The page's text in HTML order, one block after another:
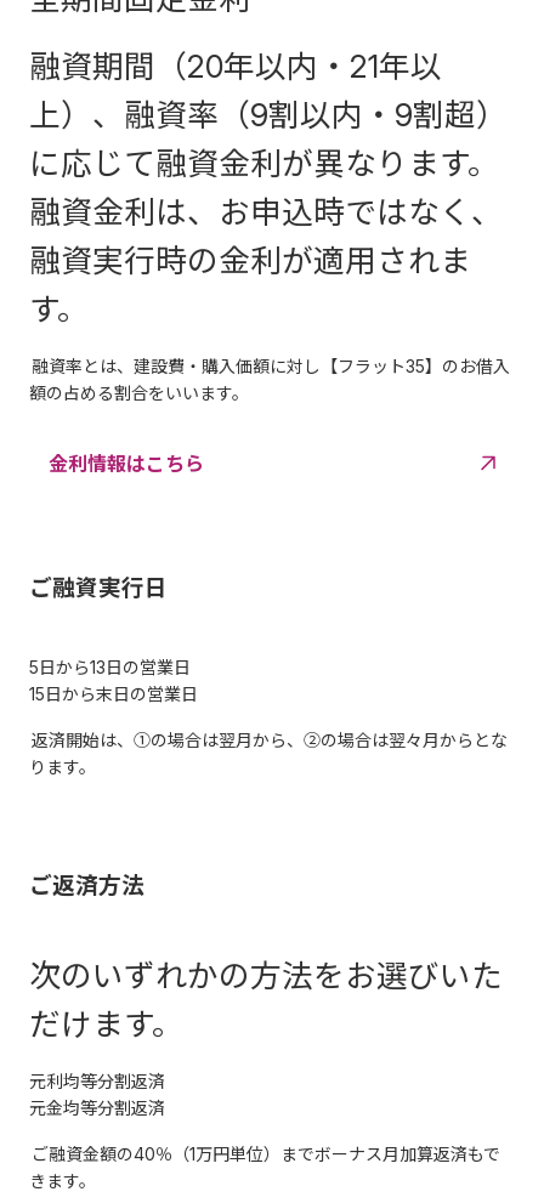
融資期間（20年以内・21年以
上）、融資率（9割以内・9割超）
に応じて融資金利が異なります。
融資金利は、お申込時ではなく、
融資実行時の金利が適用されま
す。
融資率とは、建設費・購入価額に対し【フラット35】のお借入
額の占める割合をいいます。
金利情報はこちら
ご融資実行日
5日から13日の営業日
15日から末日の営業日
返済開始は、①の場合は翌月から、②の場合は翌々月からとな
ります。
ご返済方法
次のいずれかの方法をお選びいた
だけます。
元利均等分割返済
元金均等分割返済
ご融資金額の40％（1万円単位）までボーナス月加算返済もで
きます。